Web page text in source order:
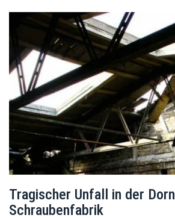
Tragischer Unfall in der Dorn
Schraubenfabrik